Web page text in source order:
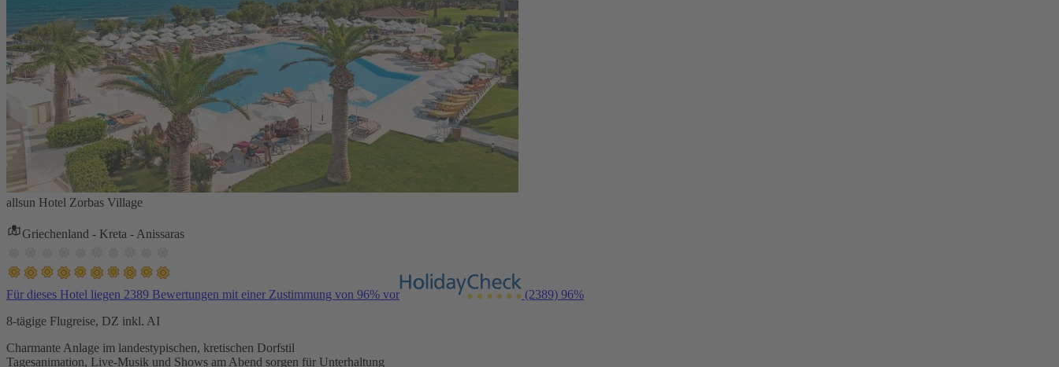
allsun Hotel Zorbas Village
Griechenland - Kreta - Anissaras
Für dieses Hotel liegen 2389 Bewertungen mit einer Zustimmung von 96% vor (2389) 96%
8-tägige Flugreise, DZ inkl. AI
Charmante Anlage im landestypischen, kretischen Dorfstil
Tagesanimation, Live-Musik und Shows am Abend sorgen für Unterhaltung